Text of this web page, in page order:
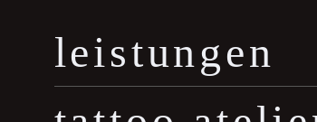
leistungen